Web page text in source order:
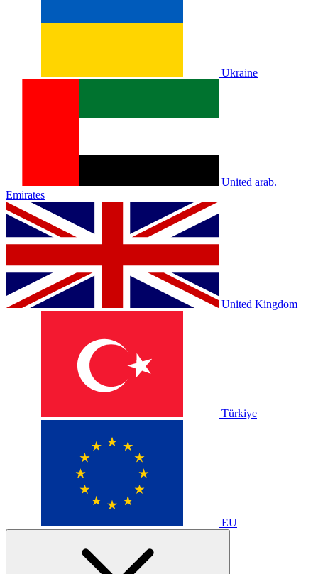
Ukraine
United arab.
Emirates
United Kingdom
Türkiye
EU